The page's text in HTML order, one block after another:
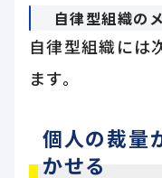
自律型組織の
自律型組織には
ます。
個人の裁量
かせる